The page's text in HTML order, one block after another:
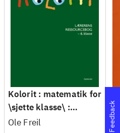
Kolorit : matematik for
\sjette klasse\ :
grundbog -- Lærerens
Ole Freil Feedback